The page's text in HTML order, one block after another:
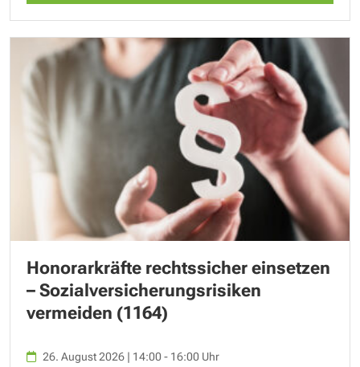
Honorarkräfte rechtssicher einsetzen
– Sozialversicherungsrisiken
vermeiden (1164)
26. August 2026 | 14:00 - 16:00 Uhr